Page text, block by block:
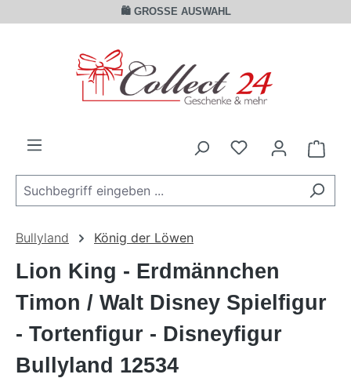
Zum Hauptinhalt springen🛍️ GROSSE AUSWAHL
Bullyland König der Löwen
Lion King - Erdmännchen
Timon / Walt Disney Spielfigur
- Tortenfigur - Disneyfigur
Bullyland 12534